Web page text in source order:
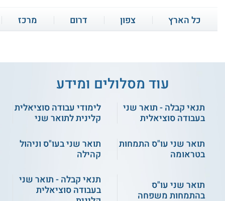
כל הארץ צפון דרום מרכז
5.0
מכללת אשקלון - תואר שני
עבודה סוציאלית
שירות אישי חינם
חיפה - תואר שני עו"ס וטראומה
שירות אישי חינם
עוד מסלולים ומידע
תנאי קבלה - תואר שני
בעבודה סוציאלית
לימודי עבודה סוציאלית
קלינית לתואר שני
תואר שני עו"ס התמחות
בטראומה
תואר שני בעו"ס וניהול
קהילה
תואר שני עו"ס
בהתמחות משפחה
תנאי קבלה - תואר שני
בעבודה סוציאלית